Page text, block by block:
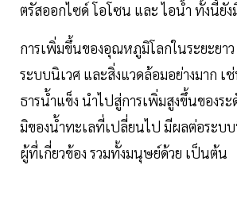
ตรัสออกไซด์ โอโซน และ ไอนํ้า ทั้งนี้ยัง
การเพิ่มขึ้นของอุณหภูมิโลกในระยะยาว
ระบบนิเวศ และสิ่งแวดล้อมอย่างมาก เ
ธารนํ้าแข็ง นำไปสู่การเพิ่มสูงขึ้นของ
มิของนํ้าทะเลที่เปลี่ยนไป มีผลต่อระบ
ผู้ที่เกี่ยวข้อง รวมทั้งมนุษย์ด้วย เป็นต้น